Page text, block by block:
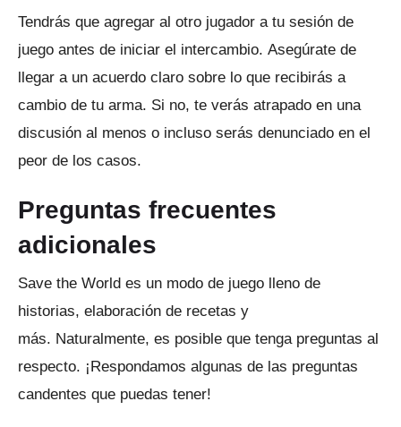
Tendrás que agregar al otro jugador a tu sesión de
juego antes de iniciar el intercambio. Asegúrate de
llegar a un acuerdo claro sobre lo que recibirás a
cambio de tu arma. Si no, te verás atrapado en una
discusión al menos o incluso serás denunciado en el
peor de los casos.
Preguntas frecuentes
adicionales
Save the World es un modo de juego lleno de
historias, elaboración de recetas y
más. Naturalmente, es posible que tenga preguntas al
respecto. ¡Respondamos algunas de las preguntas
candentes que puedas tener!